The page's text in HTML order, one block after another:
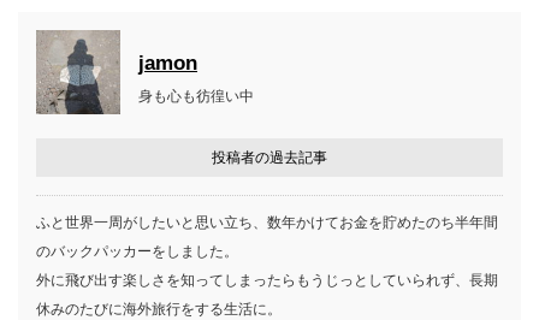
jamon
身も心も彷徨い中
投稿者の過去記事
ふと世界一周がしたいと思い立ち、数年かけてお金を貯めたのち半年間
のバックパッカーをしました。
外に飛び出す楽しさを知ってしまったらもうじっとしていられず、長期
休みのたびに海外旅行をする生活に。